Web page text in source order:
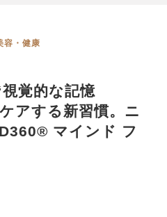
容・健康
覚的な記憶
アする新習慣。ニ
マインド フ